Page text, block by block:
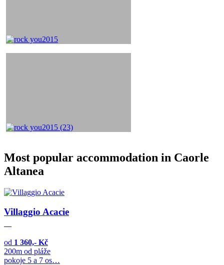
Most popular accommodation in Caorle
Altanea
Villaggio Acacie
od 1 360,- Kč
200m od pláže
pokoje 5 a 7 os…